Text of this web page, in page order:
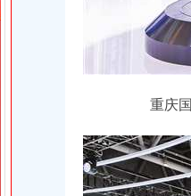
发力守住汛期安全底线
中老年气排球邀请赛圆满落幕
重庆赛区复赛、重庆公司减资政策决
全力筑牢3075座水库防汛安全堤
服务连心路
会闭幕涪陵区代表队获佳绩
板、提能力、除隐患紧盯12个重点
业链打击行动从生产源头到消费终端
减资公示
重庆